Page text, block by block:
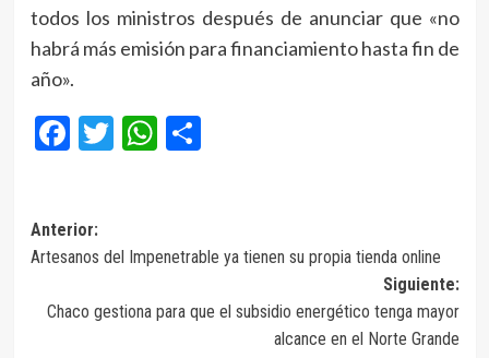
todos los ministros después de anunciar que «no
habrá más emisión para financiamiento hasta fin de
año».
Facebook
Twitter
WhatsApp
Compartir
Navegación
de
entradas
Anterior:
Artesanos del Impenetrable ya tienen su propia tienda online
Siguiente:
Chaco gestiona para que el subsidio energético tenga mayor
alcance en el Norte Grande